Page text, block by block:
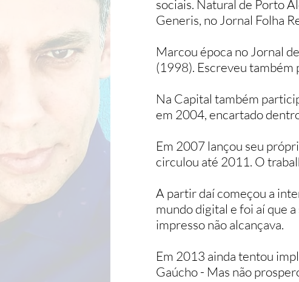
sociais. Natural de Porto
Generis, no Jornal Folha
Marcou época no Jornal
(1998). Escreveu também
Na Capital também
em 2004, encartado
Em 2007 lançou seu
circulou até 2011. O
A partir daí começou a
mundo digital e foi aí que
impresso não alcançava.
Em 2013 ainda tentou
Gaúcho - Mas não